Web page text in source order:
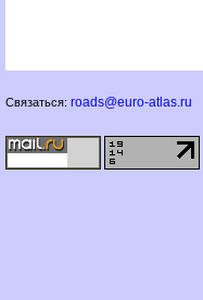
Связаться: roads@euro-atlas.ru